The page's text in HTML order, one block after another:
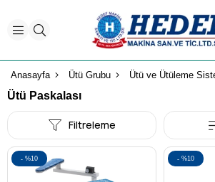
Anasayfa Ütü Grubu Ütü ve Ütüleme
Ütü Paskalası
Filtreleme
%10 %10